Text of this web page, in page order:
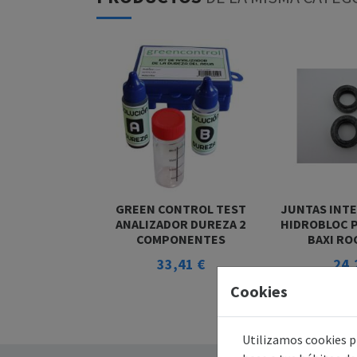
GREEN CONTROL TEST
ANALIZADOR DUREZA 2
COMPONENTES
33,41 €
JUNTAS
HIDROBLOC
BAXI
Cookies
Utilizamos cookies